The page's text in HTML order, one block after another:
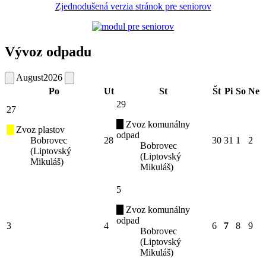
Zjednodušená verzia stránok pre seniorov
Vývoz odpadu
August2026
Po
Ut St Št Pi So Ne
27
Zvoz plastov
Bobrovec
(Liptovský
Mikuláš)
28
29
Zvoz komunálny
odpad
Bobrovec
(Liptovský
Mikuláš)
30 31 1 2
3 4
5
Zvoz komunálny
odpad
Bobrovec
(Liptovský
Mikuláš)
6 7 8 9